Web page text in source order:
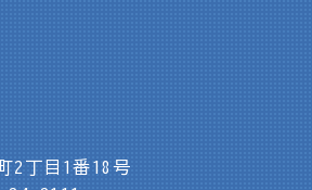
2丁目1番18号